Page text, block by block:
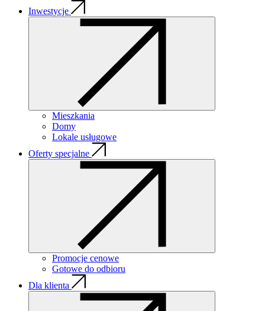
Inwestycje
Mieszkania
Domy
Lokale usługowe
Oferty specjalne
Promocje cenowe
Gotowe do odbioru
Dla klienta